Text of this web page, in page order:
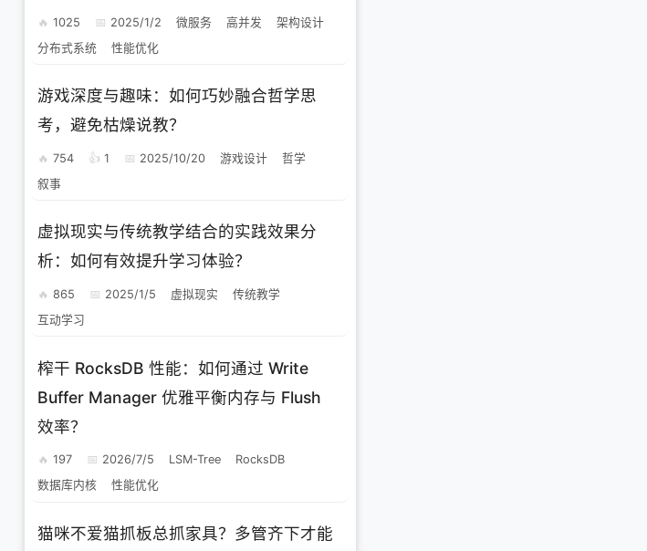
1025 2025/1/2 微服务 高并发
架构设计
分布式系统
性能优化
游戏深度与趣味：如何巧妙融合哲学思
考，避免枯燥说教？
754 1 2025/10/20 游戏设计
哲学
叙事
虚拟现实与传统教学结合的实践效果分
析：如何有效提升学习体验？
865 2025/1/5 虚拟现实
传统教学
互动学习
榨干 RocksDB 性能：如何通过 Write
Buffer Manager 优雅平衡内存与 Flush
效率？
197 2026/7/5 LSM-Tree
RocksDB
数据库内核
性能优化
猫咪不爱猫抓板总抓家具？多管齐下才能